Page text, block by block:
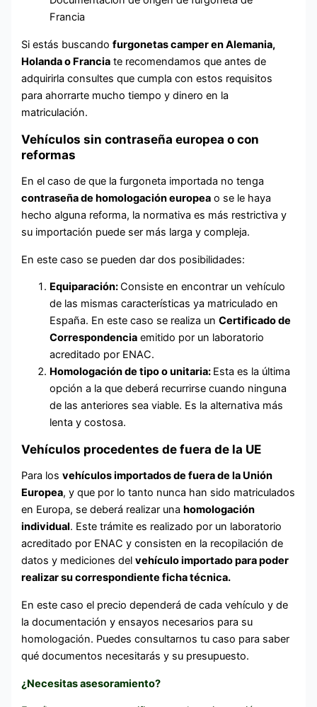
Francia
Si estás buscandofurgonetas camper en Alemania,
Holanda o Francia te recomendamos que antes de
adquirirla consultes que cumpla con estos requisitos
para ahorrarte mucho tiempo y dinero en la
matriculación.
Vehículos sin contraseña europea o con
reformas
En el caso de que la furgoneta importada no tenga
contraseña de homologación europea o se le haya
hecho alguna reforma, la normativa es más restrictiva y
su importación puede ser más larga y compleja.
En este caso se pueden dar dos posibilidades:
Equiparación:Consiste en encontrar un vehículo
de las mismas características ya matriculado en
España. En este caso se realiza unCertificado de
Correspondencia emitido por un laboratorio
acreditado por ENAC.
Homologación de tipo o unitaria: Esta es la última
opción a la que deberá recurrirse cuando ninguna
de las anteriores sea viable. Es la alternativa más
lenta y costosa.
Vehículos procedentes de fuera de la UE
Para losvehículos importados de fuera de la Unión
Europea, y que por lo tanto nunca han sido matriculados
en Europa, se deberá realizar una homologación
individual. Este trámite es realizado por un laboratorio
acreditado por ENAC y consisten en la recopilación de
datos y mediciones delvehículo importado para poder
realizar su correspondienteficha técnica.
En este caso el precio dependerá de cada vehículo y de
la documentación y ensayos necesarios para su
homologación. Puedes consultarnos tu caso para saber
qué documentos necesitarás y su presupuesto.
¿Necesitas asesoramiento?